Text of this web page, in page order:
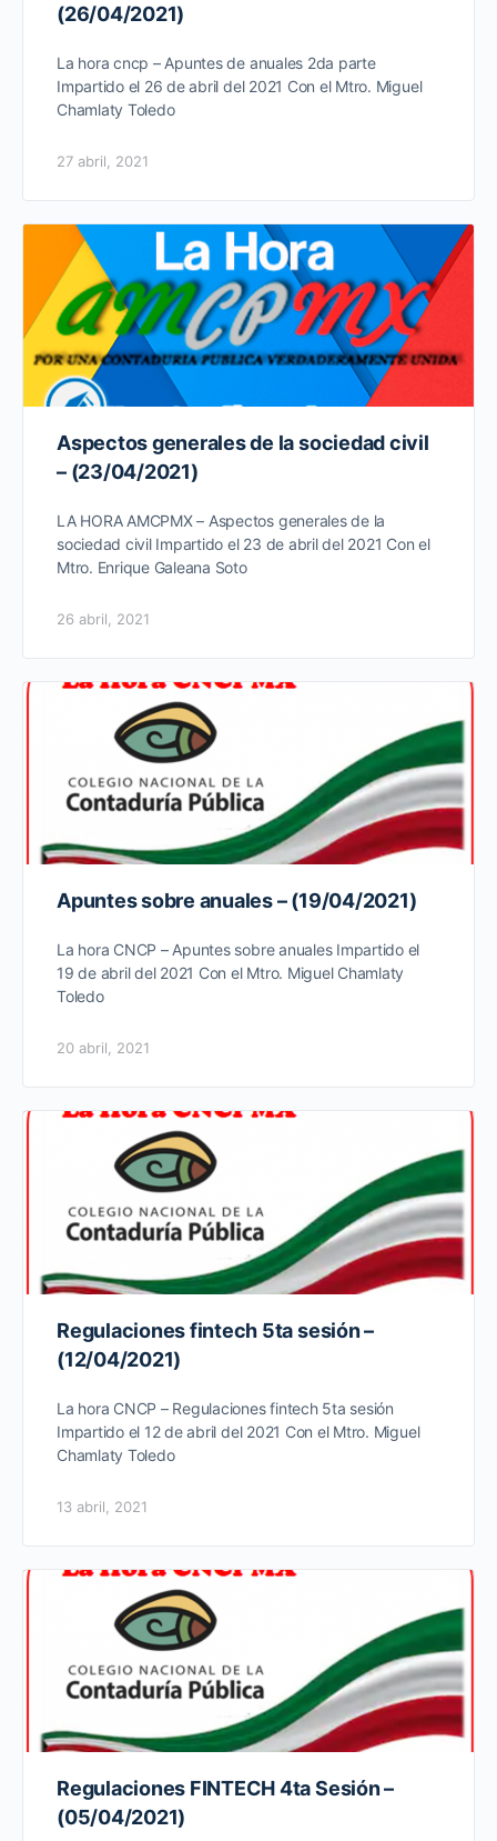
(26/04/2021)
La hora cncp – Apuntes de anuales 2da parte
Impartido el 26 de abril del 2021 Con el Mtro. Miguel
Chamlaty Toledo
27 abril, 2021
Aspectos generales de la sociedad civil
– (23/04/2021)
LA HORA AMCPMX – Aspectos generales de la
sociedad civil Impartido el 23 de abril del 2021 Con el
Mtro. Enrique Galeana Soto
26 abril, 2021
Apuntes sobre anuales – (19/04/2021)
La hora CNCP – Apuntes sobre anuales Impartido el
19 de abril del 2021 Con el Mtro. Miguel Chamlaty
Toledo
20 abril, 2021
Regulaciones fintech 5ta sesión –
(12/04/2021)
La hora CNCP – Regulaciones fintech 5ta sesión
Impartido el 12 de abril del 2021 Con el Mtro. Miguel
Chamlaty Toledo
13 abril, 2021
Regulaciones FINTECH 4ta Sesión –
(05/04/2021)